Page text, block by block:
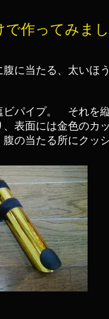
で作ってみま
に当たる、太いほ
パイプ。 それを
表面には金色のカ
の当たる所にクッ